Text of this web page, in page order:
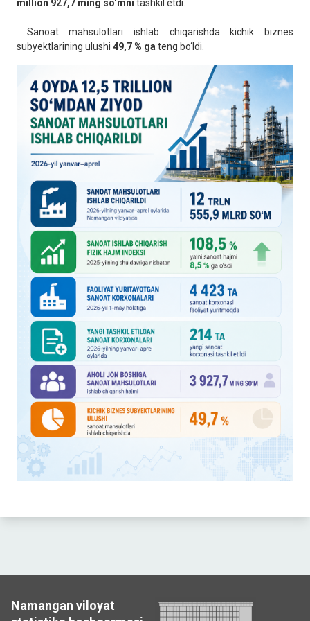
million 927,7 ming so‘mni tashkil etdi.
Sanoat mahsulotlari ishlab chiqarishda kichik biznes
subyektlarining ulushi 49,7 % ga teng bo‘ldi.
Namangan viloyat